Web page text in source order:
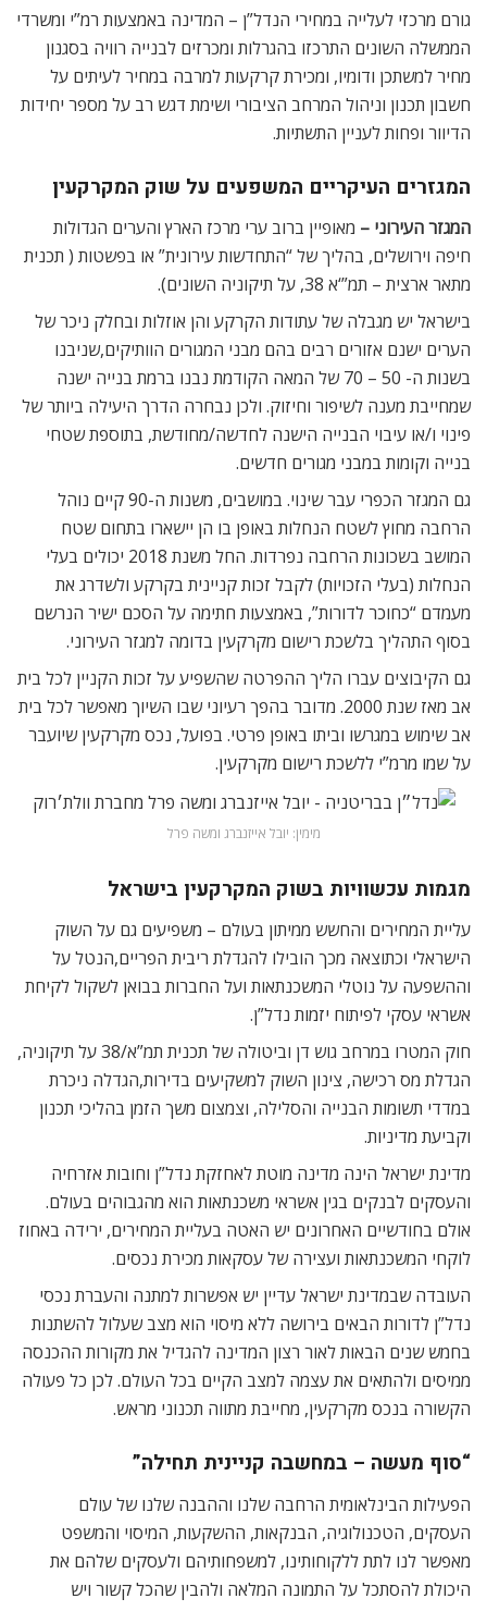
גורם מרכזי לעלייה במחירי הנדל”ן – המדינה באמצעות רמ”י ומשרדי
הממשלה השונים התרכזו בהגרלות ומכרזים לבנייה רוויה בסגנון
מחיר למשתכן ודומיו, ומכירת קרקעות למרבה במחיר לעיתים על
חשבון תכנון וניהול המרחב הציבורי ושימת דגש רב על מספר יחידות
הדיוור ופחות לעניין התשתיות.
המגזרים העיקריים המשפעים על שוק המקרקעין
המגזר העירוני – מאופיין ברוב ערי מרכז הארץ והערים הגדולות
חיפה וירושלים, בהליך של “התחדשות עירונית” או בפשטות ( תכנית
מתאר ארצית – תמ”‘א 38, על תיקוניה השונים).
בישראל יש מגבלה של עתודות הקרקע והן אוזלות ובחלק ניכר של
הערים ישנם אזורים רבים בהם מבני המגורים הוותיקים,שניבנו
בשנות ה- 50 – 70 של המאה הקודמת נבנו ברמת בנייה ישנה
שמחייבת מענה לשיפור וחיזוק. ולכן נבחרה הדרך היעילה ביותר של
פינוי ו/או עיבוי הבנייה הישנה לחדשה/מחודשת, בתוספת שטחי
בנייה וקומות במבני מגורים חדשים.
גם המגזר הכפרי עבר שינוי. במושבים, משנות ה-90 קיים נוהל
הרחבה מחוץ לשטח הנחלות באופן בו הן יישארו בתחום שטח
המושב בשכונות הרחבה נפרדות. החל משנת 2018 יכולים בעלי
הנחלות (בעלי הזכויות) לקבל זכות קניינית בקרקע ולשדרג את
מעמדם “כחוכר לדורות”, באמצעות חתימה על הסכם ישיר הנרשם
בסוף התהליך בלשכת רישום מקרקעין בדומה למגזר העירוני.
גם הקיבוצים עברו הליך ההפרטה שהשפיע על זכות הקניין לכל בית
אב מאז שנת 2000. מדובר בהפך רעיוני שבו השיוך מאפשר לכל בית
אב שימוש במגרשו וביתו באופן פרטי. בפועל, נכס מקרקעין שיועבר
על שמו מרמ”י ללשכת רישום מקרקעין.
מימין: יובל אייזנברג ומשה פרל
מגמות עכשוויות בשוק המקרקעין בישראל
עליית המחירים והחשש ממיתון בעולם – משפיעים גם על השוק
הישראלי וכתוצאה מכך הובילו להגדלת ריבית הפריים,הנטל על
וההשפעה על נוטלי המשכנתאות ועל החברות בבואן לשקול לקיחת
אשראי עסקי לפיתוח יזמות נדל”ן.
חוק המטרו במרחב גוש דן וביטולה של תכנית תמ”א/38 על תיקוניה,
הגדלת מס רכישה, צינון השוק למשקיעים בדירות,הגדלה ניכרת
במדדי תשומות הבנייה והסלילה, וצמצום משך הזמן בהליכי תכנון
וקביעת מדיניות.
מדינת ישראל הינה מדינה מוטת לאחזקת נדל”ן וחובות אזרחיה
והעסקים לבנקים בגין אשראי משכנתאות הוא מהגבוהים בעולם.
אולם בחודשיים האחרונים יש האטה בעליית המחירים, ירידה באחוז
לוקחי המשכנתאות ועצירה של עסקאות מכירת נכסים.
העובדה שבמדינת ישראל עדיין יש אפשרות למתנה והעברת נכסי
נדל”ן לדורות הבאים בירושה ללא מיסוי הוא מצב שעלול להשתנות
בחמש שנים הבאות לאור רצון המדינה להגדיל את מקורות ההכנסה
ממיסים ולהתאים את עצמה למצב הקיים בכל העולם. לכן כל פעולה
הקשורה בנכס מקרקעין, מחייבת מתווה תכנוני מראש.
“סוף מעשה – במחשבה קניינית תחילה”
הפעילות הבינלאומית הרחבה שלנו וההבנה שלנו של עולם
העסקים, הטכנולוגיה, הבנקאות, ההשקעות, המיסוי והמשפט
מאפשר לנו לתת ללקוחותינו, למשפחותיהם ולעסקים שלהם את
היכולת להסתכל על התמונה המלאה ולהבין שהכל קשור ויש